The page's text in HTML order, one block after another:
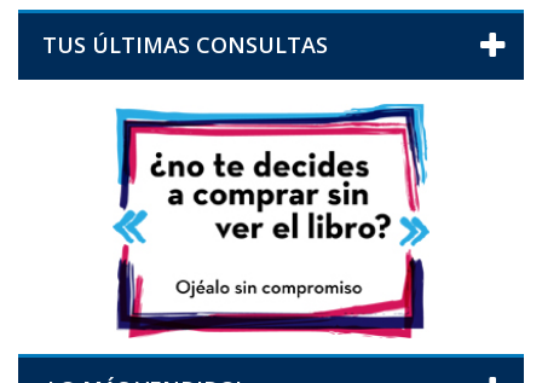
TUS ÚLTIMAS CONSULTAS